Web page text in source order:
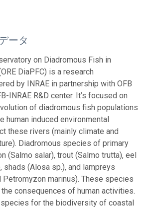
ータ
on Diadromous Fish in
DiaPFC) is a research
by INRAE in partnership with OFB
INRAE R&D center. It’s focused on
of diadromous fish populations
human induced environmental
these rivers (mainly climate and
Diadromous species of primary
(Salmo salar), trout (Salmo trutta), eel
shads (Alosa sp.), and lampreys
Petromyzon marinus). These species
consequences of human activities.
for the biodiversity of coastal